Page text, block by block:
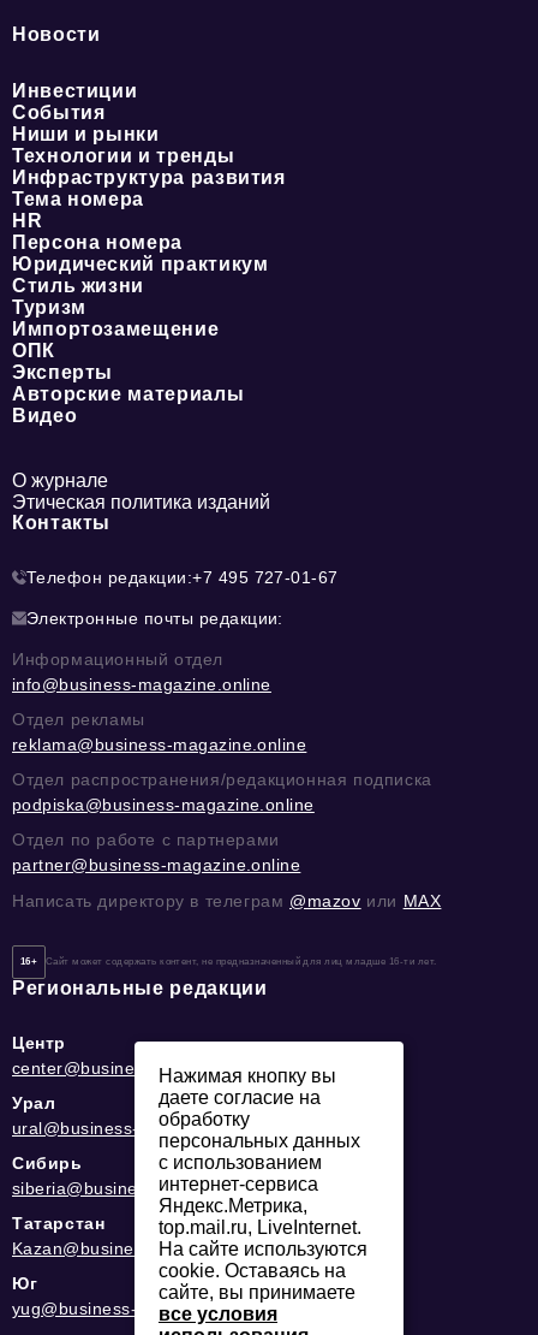
Новости
Инвестиции
События
Ниши и рынки
Технологии и тренды
Инфраструктура развития
Тема номера
HR
Персона номера
Юридический практикум
Стиль жизни
Туризм
Импортозамещение
ОПК
Эксперты
Авторские материалы
Видео
О журнале
Этическая политика изданий
Контакты
Телефон редакции:+7 495 727-01-67
Электронные почты редакции:
Информационный отдел
info@business-magazine.online
Отдел рекламы
reklama@business-magazine.online
Отдел распространения/редакционная подписка
podpiska@business-magazine.online
Отдел по работе с партнерами
partner@business-magazine.online
Написать директору в телеграм @mazov или MAX
16+ Сайт может содержать контент, не предназначенный для лиц младше 16-ти лет.
Региональные редакции
Центр
center@business-magazine.online
Урал
ural@business-magazine.online
Сибирь
siberia@business-magazine.online
Татарстан
Kazan@business-magazine.online
Юг
yug@business-magazine.online
Нажимая кнопку вы
даете согласие на
обработку
персональных данных
с использованием
интернет-сервиса
Яндекс.Метрика,
top.mail.ru, LiveInternet.
На сайте используются
cookie. Оставаясь на
сайте, вы принимаете
все условия